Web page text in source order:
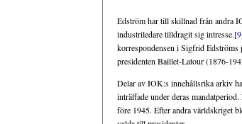
Edström har till skillnad från andra
industriledare tilldragit sig intresse.
korrespondensen i Sigfrid
presidenten Baillet-Latour (1876-
Delar av IOK:s innehållsrika arkiv
inträffade under deras
före 1945. Efter andra världskriget